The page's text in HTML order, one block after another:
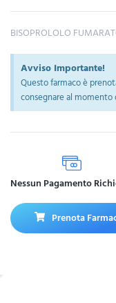
BISOPROLOLO
Avviso Importante!
Questo farmaco è
consegnare al momento
Nessun Pagamento
Prenota